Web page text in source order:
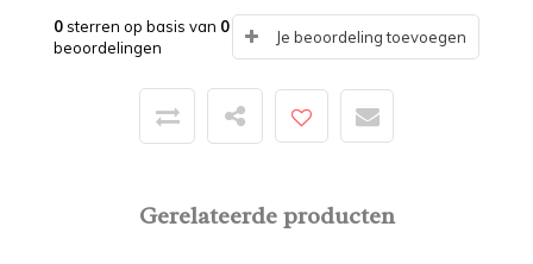
0sterren op basis van 0
beoordelingen
Je beoordeling toevoegen
Gerelateerde producten